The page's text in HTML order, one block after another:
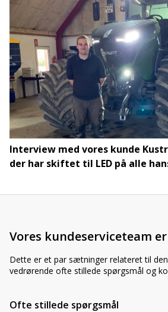
Interview med vores kunde
der har skiftet til LED på alle
Vores kundeserviceteam
Dette er et par sætninger relateret til
vedrørende ofte stillede spørgsmål og
Ofte stillede spørgsmål